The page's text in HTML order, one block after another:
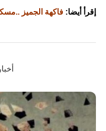
إقرأ أيضا: فاكهة الجميز